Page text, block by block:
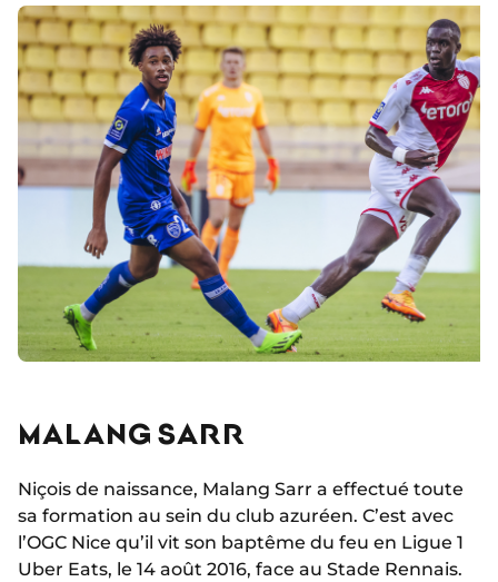
MALANG SARR
Niçois de naissance, Malang Sarr a effectué toute
sa formation au sein du club azuréen. C’est avec
l’OGC Nice qu’il vit son baptême du feu en Ligue 1
Uber Eats, le 14 août 2016, face au Stade Rennais.